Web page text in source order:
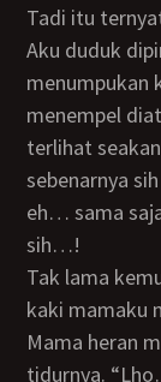
Tadi itu
Aku duduk dipinggir tempat tidur mama sambil
menumpukan
menempel
terlihat
sebenarnya
eh… sama
sih…!
Tak lama kemudian kudengar bunyi langkah-langkah
kaki mamaku
Mama heran
tidurnya.